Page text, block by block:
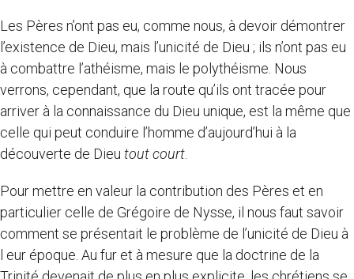
Les Pères n’ont pas eu, comme nous, à devoir démontrer
l’existence de Dieu, mais l’unicité de Dieu ; ils n’ont pas eu
à combattre l’athéisme, mais le polythéisme. Nous
verrons, cependant, que la route qu’ils ont tracée pour
arriver à la connaissance du Dieu unique, est la même que
celle qui peut conduire l’homme d’aujourd’hui à la
découverte de Dieu tout court
Pour mettre en valeur la contribution des Pères et en
particulier celle de Grégoire de Nysse, il nous faut savoir
comment se présentait le problème de l’unicité de Dieu à
l eur époque. Au fur et à mesure que la doctrine de la